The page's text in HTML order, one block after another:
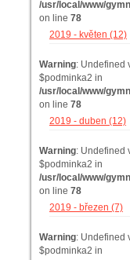
/usr/local/www/
on line 78
2019 - květen (12)
Warning: Undefined
$podminka2 in
/usr/local/www/
on line 78
2019 - duben (12)
Warning: Undefined
$podminka2 in
/usr/local/www/
on line 78
2019 - březen (7)
Warning: Undefined
$podminka2 in